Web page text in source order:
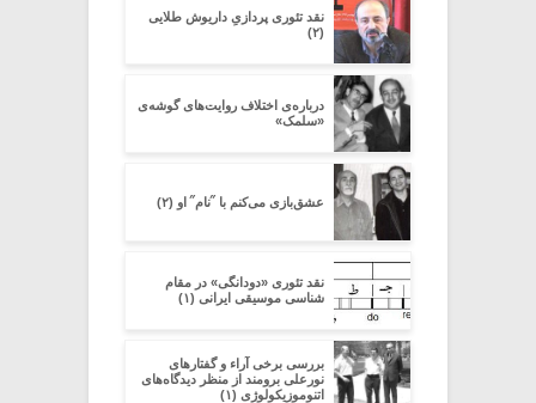
نقد تئوری پردازیِ داریوش طلایی
(۲)
درباره‌ی اختلاف روایت‌های گوشه‌ی
«سلمک»
عشق‌بازی می‌کنم با ˝نام˝ او (۲)
نقد تئوری «دودانگی» در مقام
شناسی موسیقی ایرانی (۱)
بررسی برخی آراء و گفتارهای
نورعلی برومند از منظر دیدگاه‌های
اتنوموزیکولوژی (۱)